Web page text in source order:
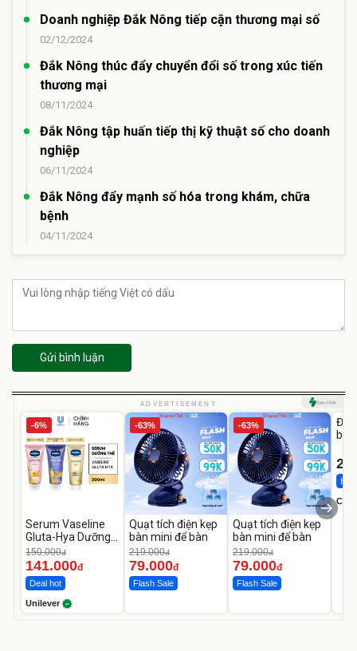
Doanh nghiệp Đắk Nông tiếp cận thương mại số
02/12/2024
Đắk Nông thúc đẩy chuyển đổi số trong xúc tiến
thương mại
08/11/2024
Đắk Nông tập huấn tiếp thị kỹ thuật số cho doanh
nghiệp
06/11/2024
Đắk Nông đẩy mạnh số hóa trong khám, chữa
bệnh
04/11/2024
Gửi bình luận
ADVERTISEMENT
-6%
Serum Vaseline
Gluta-Hya Dưỡng
Da Sáng Mịn Sau 7
Ngày
150.000đ
141.000đ
Deal hot
Unilever
-63%
Quạt tích điện kẹp
bàn mini để bàn
219.000đ
79.000đ
Flash Sale
-63%
Quạt tích điện kẹp
bàn mini để bàn
219.000đ
79.000đ
Flash Sale
Đai
bé
Hot